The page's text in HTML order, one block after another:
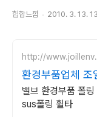
힙합느낌 2010. 3. 13.
http://
환경부품업체 조
밸브 환경부품 폴
sus폴링 휠타